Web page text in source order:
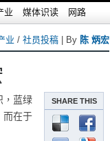
业 媒体识读 网路
业 / 社员投稿 | By 陈 炳宏
SHARE THIS
，蓝绿
而在于